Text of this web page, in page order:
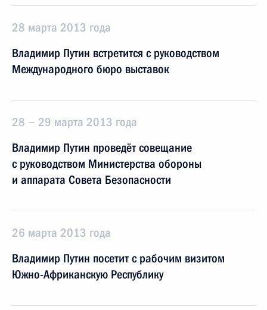
28 марта 2013 года
Владимир Путин встретится с руководством
Международного бюро выставок
28 − 29 марта 2013 года
Владимир Путин проведёт совещание
с руководством Министерства обороны
и аппарата Совета Безопасности
26 марта 2013 года
Владимир Путин посетит с рабочим визитом
Южно-Африканскую Республику